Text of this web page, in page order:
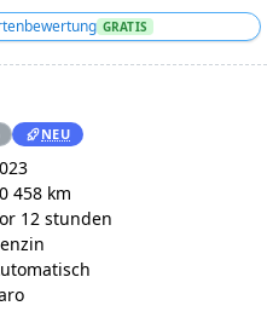
GRATIS
NEU
458 km
12 stunden